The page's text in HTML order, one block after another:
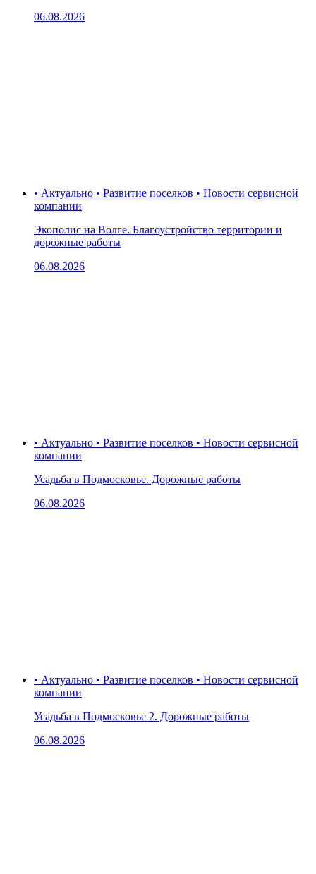
06.08.2026
• Актуально • Развитие поселков • Новости сервисной
компании
Экополис на Волге. Благоустройство территории и
дорожные работы
06.08.2026
• Актуально • Развитие поселков • Новости сервисной
компании
Усадьба в Подмосковье. Дорожные работы
06.08.2026
• Актуально • Развитие поселков • Новости сервисной
компании
Усадьба в Подмосковье 2. Дорожные работы
06.08.2026